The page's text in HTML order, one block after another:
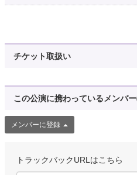
チケット取扱い
この公演に携わっているメンバー
メンバーに登録
トラックバックURLはこちら